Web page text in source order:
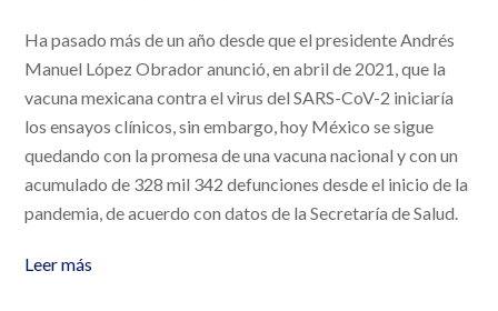
Ha pasado más de un año desde que el presidente Andrés
Manuel López Obrador anunció, en abril de 2021, que la
vacuna mexicana contra el virus del SARS-CoV-2 iniciaría
los ensayos clínicos, sin embargo, hoy México se sigue
quedando con la promesa de una vacuna nacional y con un
acumulado de 328 mil 342 defunciones desde el inicio de la
pandemia, de acuerdo con datos de la Secretaría de Salud.
Leer más